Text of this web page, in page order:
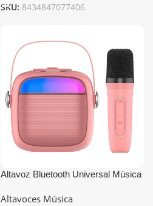
SKU: 8434847077406
Altavoz Bluetooth Universal Música
Micrófono Rosa
Altavoces Música